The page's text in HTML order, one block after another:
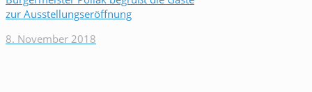
zur Ausstellungseröffnung
8. November 2018